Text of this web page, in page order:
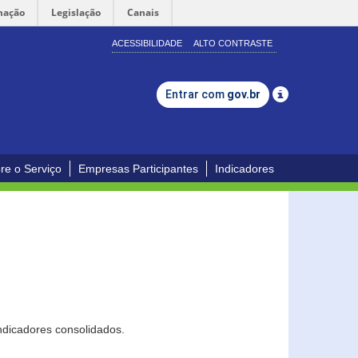
Legislação Canais
ACESSIBILIDADE ALTO CONTRASTE
Entrar com gov.br
o Serviço Empresas Participantes Indicadores
consolidados.